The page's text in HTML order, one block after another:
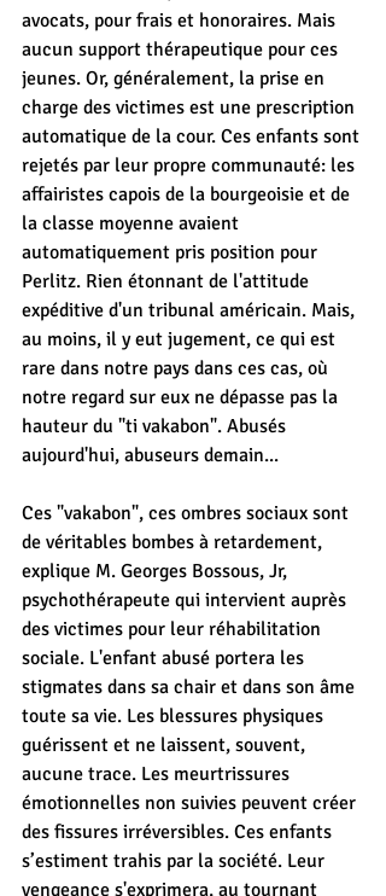
avocats, pour frais et honoraires. Mais
aucun support thérapeutique pour ces
jeunes. Or, généralement, la prise en
charge des victimes est une prescription
automatique de la cour. Ces enfants sont
rejetés par leur propre communauté: les
affairistes capois de la bourgeoisie et de
la classe moyenne avaient
automatiquement pris position pour
Perlitz. Rien étonnant de l'attitude
expéditive d'un tribunal américain. Mais,
au moins, il y eut jugement, ce qui est
rare dans notre pays dans ces cas, où
notre regard sur eux ne dépasse pas la
hauteur du "ti vakabon". Abusés
aujourd'hui, abuseurs demain...
Ces "vakabon", ces ombres sociaux sont
de véritables bombes à retardement,
explique M. Georges Bossous, Jr,
psychothérapeute qui intervient auprès
des victimes pour leur réhabilitation
sociale. L'enfant abusé portera les
stigmates dans sa chair et dans son âme
toute sa vie. Les blessures physiques
guérissent et ne laissent, souvent,
aucune trace. Les meurtrissures
émotionnelles non suivies peuvent créer
des fissures irréversibles. Ces enfants
s’estiment trahis par la société. Leur
vengeance s'exprimera, au tournant